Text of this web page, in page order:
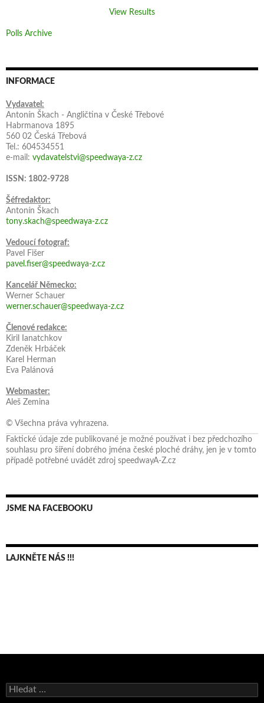
View Results
Polls Archive
INFORMACE
Vydavatel:
Antonín Škach - Angličtina v České Třebové
Habrmanova 1895
560 02 Česká Třebová
Tel.: 604534551
e-mail: vydavatelstvi@speedwaya-z.cz
ISSN: 1802-9728
Šéfredaktor:
Antonín Škach
tony.skach@speedwaya-z.cz
Vedoucí fotograf:
Pavel Fišer
pavel.fiser@speedwaya-z.cz
Kancelář Německo:
Werner Schauer
werner.schauer@speedwaya-z.cz
Členové redakce:
Kiril Ianatchkov
Zdeněk Hrbáček
Karel Herman
Eva Palánová
Webmaster:
Aleš Zemina
© Všechna práva vyhrazena.
Faktické údaje zde publikované je možné používat i bez předchozího
souhlasu pro šíření dobrého jména české ploché dráhy, jen je v tomto
případě potřebné uvádět zdroj speedwayA-Z.cz
JSME NA FACEBOOKU
LAJKNĚTE NÁS !!!
Vyhledávání
Andy Appleton obhájil dlouhodrážní titul!